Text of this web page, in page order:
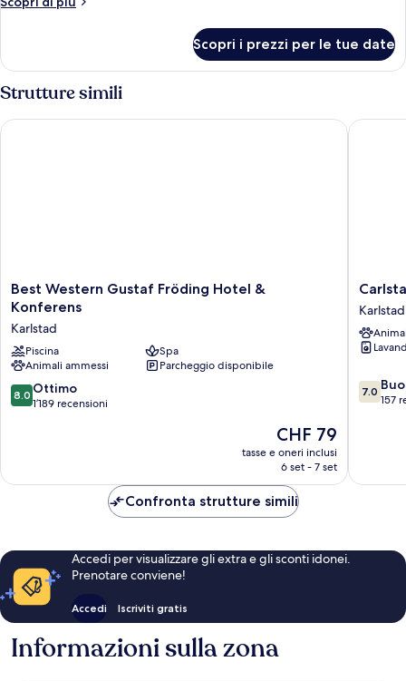
Room
Scopri i prezzi per le tue date
Strutture simili
Best
Western
Fröding
Hotel
&
Konferens
Karlstad
Best Western Gustaf Fröding Hotel &
Konferens
Karlstad
Piscina
Spa
Animali ammessi
Parcheggio disponibile
8.0
su
8.0 Ottimo
1’189 recensioni
Il
prezzo
attuale
CHF 79
CHF 79
tasse e oneri inclusi
6 set - 7 set
Best Western Gustaf Fröding Hotel & Konferens
H
Hotell
Karlstad
Karlstad
7.0
su
7.0
157
Confronta strutture simili
Accedi per visualizzare gli extra e gli sconti idonei.
Prenotare conviene!
Accedi Iscriviti gratis
Informazioni sulla zona